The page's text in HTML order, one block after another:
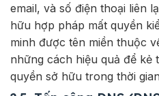
email, và số điện thoại liên
hữu hợp pháp mất quyền
minh được tên miền thuộc
những cách hiệu quả để kẻ
quyền sở hữu trong thời